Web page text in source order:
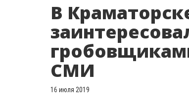
В
СМИ
16 июля 2019